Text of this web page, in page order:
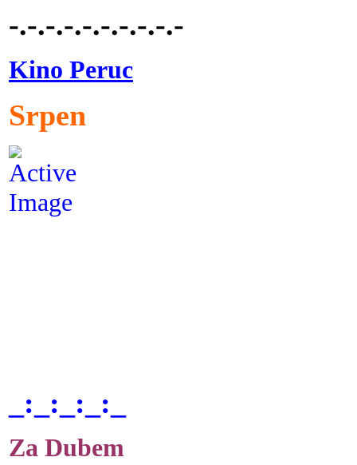
-.-.-.-.-.-.-.-.-.-
Kino Peruc
Srpen
_:_:_:_:_
Za Dubem